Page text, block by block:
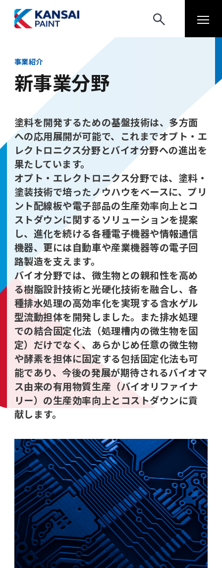
事業紹介
新事業分野
塗料を開発するための基盤技術は、多方面
への応用展開が可能で、これまでオプト・エ
レクトロニクス分野とバイオ分野への進出を
果たしています。
オプト・エレクトロニクス分野では、塗料・
塗装技術で培ったノウハウをベースに、プリ
ント配線板や電子部品の生産効率向上とコ
ストダウンに関するソリューションを提案
し、進化を続ける各種電子機器や情報通信
機器、更には自動車や産業機器等の電子回
路製造を支えます。
バイオ分野では、微生物との親和性を高め
る樹脂設計技術と光硬化技術を融合し、各
種排水処理の高効率化を実現する含水ゲル
型流動担体を開発しました。また排水処理
での結合固定化法（処理槽内の微生物を固
定）だけでなく、あらかじめ任意の微生物
や酵素を担体に固定する包括固定化法も可
能であり、今後の発展が期待されるバイオマ
ス由来の有用物質生産（バイオリファイナ
リー）の生産効率向上とコストダウンに貢
献します。